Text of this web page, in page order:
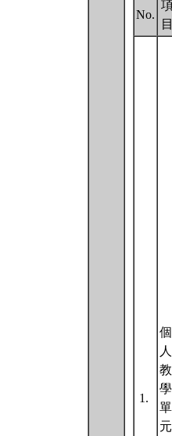
No.
目
1.
個
人
教
學
單
元